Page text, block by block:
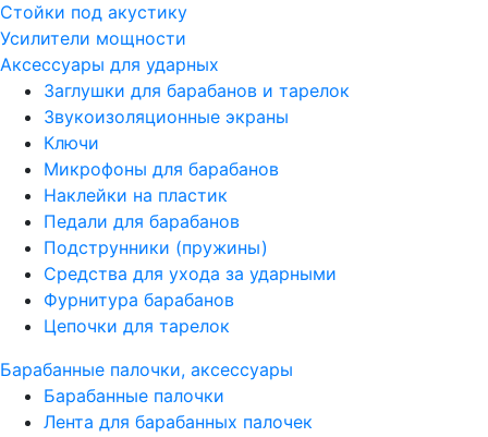
Стойки под акустику
Усилители мощности
Аксессуары для ударных
Заглушки для барабанов и тарелок
Звукоизоляционные экраны
Ключи
Микрофоны для барабанов
Наклейки на пластик
Педали для барабанов
Подструнники (пружины)
Средства для ухода за ударными
Фурнитура барабанов
Цепочки для тарелок
Барабанные палочки, аксессуары
Барабанные палочки
Лента для барабанных палочек